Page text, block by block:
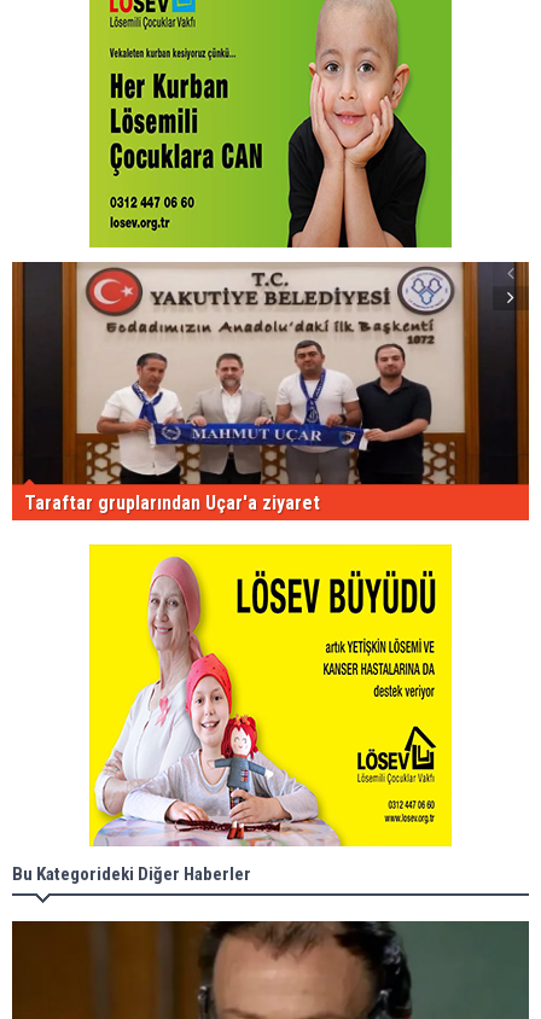
Taraftar gruplarından Uçar'a ziyaret
Bu Kategorideki Diğer Haberler